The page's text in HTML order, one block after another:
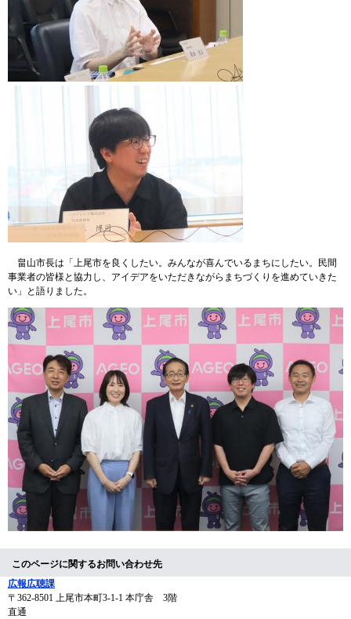
畠山市長は「上尾市を良くしたい。みんなが喜んでいるまちにしたい。民間
事業者の皆様と協力し、アイデアをいただきながらまちづくりを進めていきた
い」と語りました。
このページに関するお問い合わせ先
広報広聴課
〒362-8501 上尾市本町3-1-1 本庁舎 3階
直通